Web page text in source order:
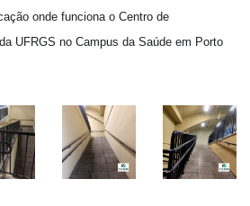
onde funciona o Centro de
UFRGS no Campus da Saúde em Porto